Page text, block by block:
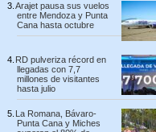
Arajet pausa sus vuelos
entre Mendoza y Punta
Cana hasta octubre
RD pulveriza récord en
llegadas con 7,7
millones de visitantes
hasta julio
La Romana, Bávaro-
Punta Cana y Miches